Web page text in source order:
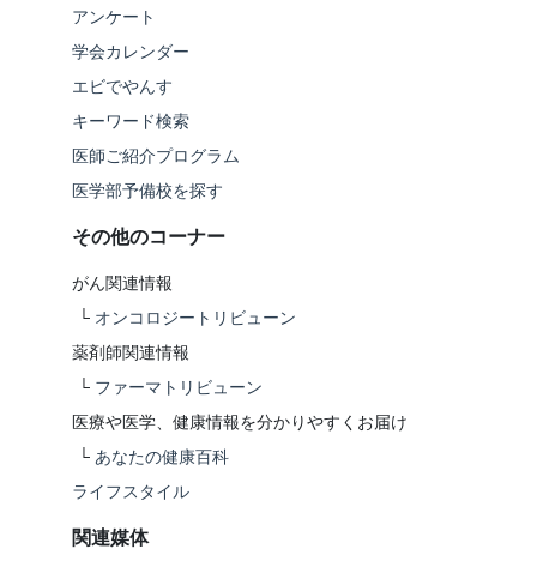
アンケート
学会カレンダー
エビでやんす
キーワード検索
医師ご紹介プログラム
医学部予備校を探す
その他のコーナー
がん関連情報
└ オンコロジートリビューン
薬剤師関連情報
└ ファーマトリビューン
医療や医学、健康情報を分かりやすくお届け
└ あなたの健康百科
ライフスタイル
関連媒体